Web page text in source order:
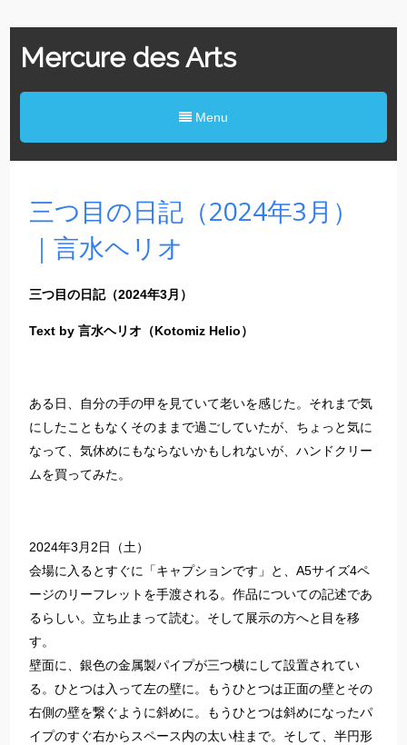
Mercure des Arts
Menu
三つ目の日記（2024年3月）
｜言水ヘリオ
三つ目の日記（2024年3月）
Text by 言水ヘリオ（Kotomiz Helio）
ある日、自分の手の甲を見ていて老いを感じた。それまで気
にしたこともなくそのままで過ごしていたが、ちょっと気に
なって、気休めにもならないかもしれないが、ハンドクリー
ムを買ってみた。
2024年3月2日（土）
会場に入るとすぐに「キャプションです」と、A5サイズ4ペ
ージのリーフレットを手渡される。作品についての記述であ
るらしい。立ち止まって読む。そして展示の方へと目を移
す。
壁面に、銀色の金属製パイプが三つ横にして設置されてい
る。ひとつは入って左の壁に。もうひとつは正面の壁とその
右側の壁を繋ぐように斜めに。もうひとつは斜めになったパ
イプのすぐ右からスペース内の太い柱まで。そして、半円形